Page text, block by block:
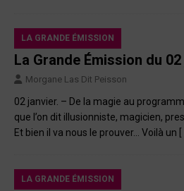
LA GRANDE ÉMISSION
La Grande Émission du
Morgane Las Dit Peisson
02 janvier. – De la magie au
que l’on dit illusionniste, magicien,
Et bien il va nous le prouver… Voilà un
LA GRANDE ÉMISSION